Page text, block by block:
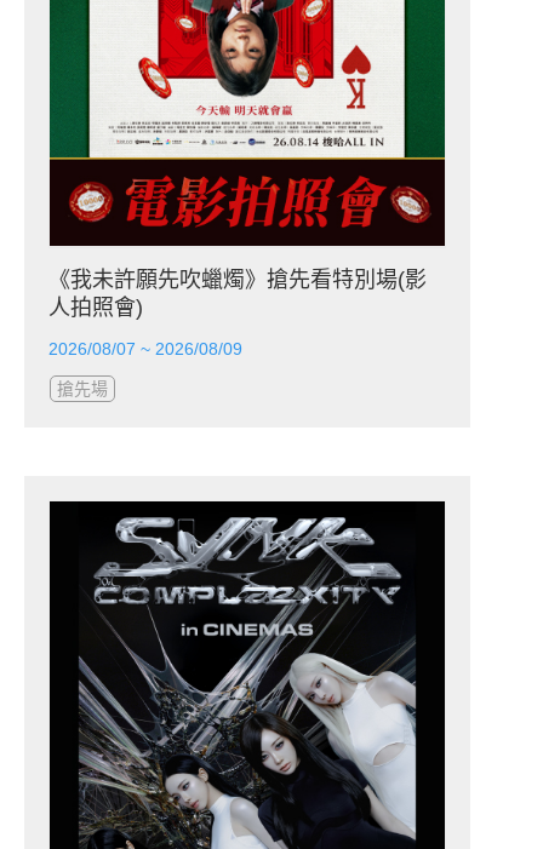
《我未許願先吹蠟燭》搶先看特別場(影
人拍照會)
2026/08/07 ~ 2026/08/09
搶先場